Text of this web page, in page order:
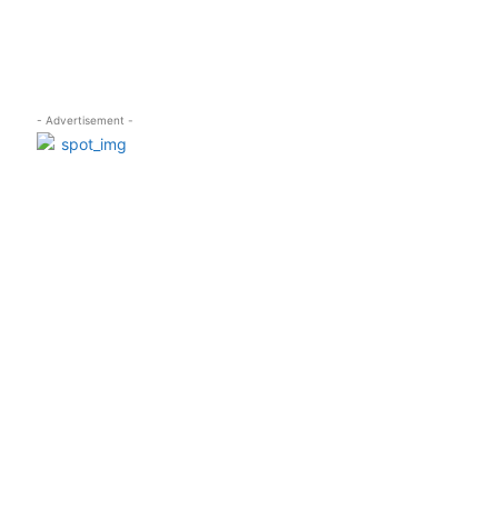
- Advertisement -